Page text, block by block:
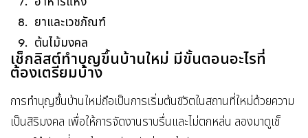
ยาและเวชภัณฑ์
ต้นไม้มงคล
เช็กลิสต์ทำบุญขึ้นบ้านใหม่ มีขั้นตอนอะไรที่
ต้องเตรียมบ้าง
การทำบุญขึ้นบ้านใหม่ถือเป็นการเริ่มต้นชีวิตในสถานที่ใหม่ด้วยความ
เป็นสิริมงคล เพื่อให้การจัดงานราบรื่นและไม่ตกหล่น ลองมาดูเช็